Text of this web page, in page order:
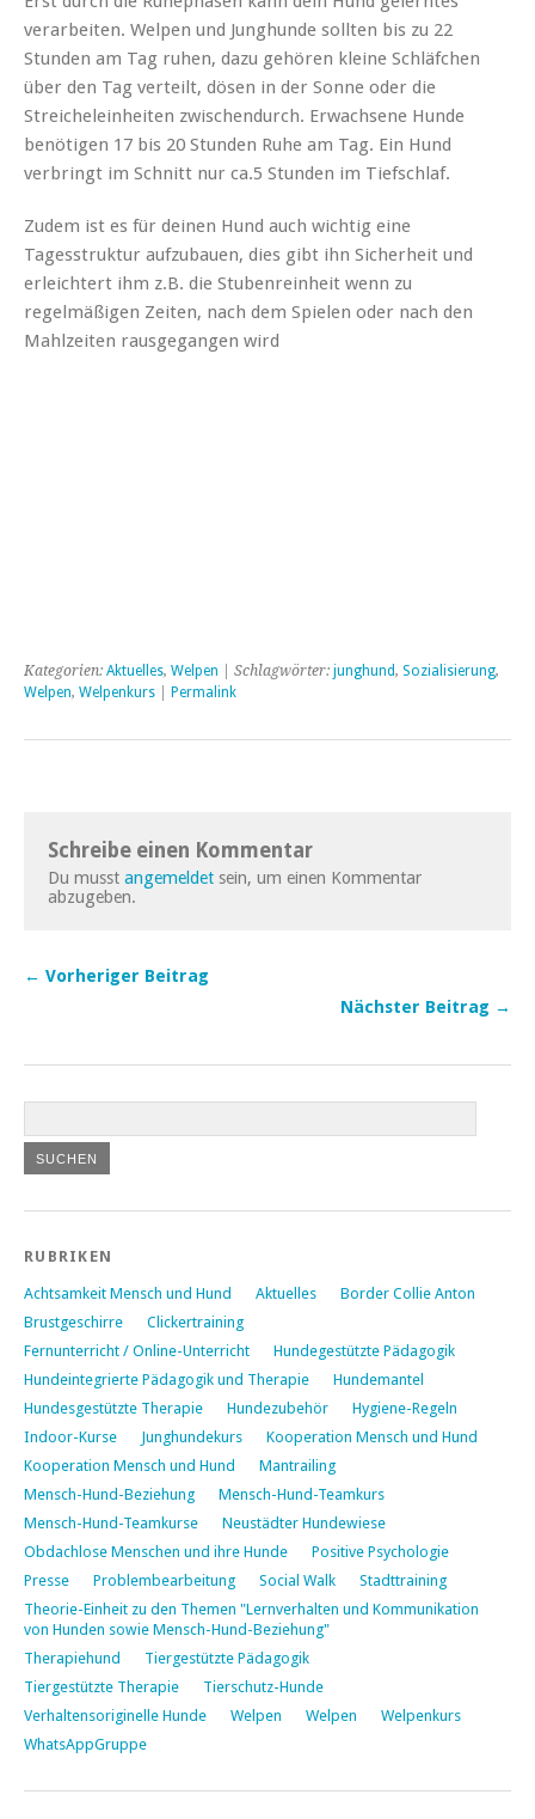
verarbeiten. Welpen und Junghunde sollten bis zu 22
Stunden am Tag ruhen, dazu gehören kleine Schläfchen
über den Tag verteilt, dösen in der Sonne oder die
Streicheleinheiten zwischendurch. Erwachsene Hunde
benötigen 17 bis 20 Stunden Ruhe am Tag. Ein Hund
verbringt im Schnitt nur ca.5 Stunden im Tiefschlaf.
Zudem ist es für deinen Hund auch wichtig eine
Tagesstruktur aufzubauen, dies gibt ihn Sicherheit und
erleichtert ihm z.B. die Stubenreinheit wenn zu
regelmäßigen Zeiten, nach dem Spielen oder nach den
Mahlzeiten rausgegangen wird
Kategorien: Aktuelles, Welpen | Schlagwörter: junghund, Sozialisierung,
Welpen, Welpenkurs Permalink
Schreibe einen Kommentar
Du musst angemeldet sein, um einen Kommentar
abzugeben.
← Vorheriger Beitrag
Nächster Beitrag →
RUBRIKEN
Achtsamkeit Mensch und Hund Aktuelles
Border Collie Anton
Brustgeschirre
Clickertraining
Fernunterricht / Online-Unterricht
Hundegestützte Pädagogik
Hundeintegrierte Pädagogik und Therapie
Hundemantel
Hundesgestützte Therapie
Hundezubehör
Hygiene-Regeln
Indoor-Kurse
Junghundekurs
Kooperation Mensch und Hund
Kooperation Mensch und Hund
Mantrailing
Mensch-Hund-Beziehung
Mensch-Hund-Teamkurs
Mensch-Hund-Teamkurse
Neustädter Hundewiese
Obdachlose Menschen und ihre Hunde
Positive Psychologie
Presse
Problembearbeitung Social Walk
Stadttraining
Theorie-Einheit zu den Themen "Lernverhalten und Kommunikation
von Hunden sowie Mensch-Hund-Beziehung"
Therapiehund
Tiergestützte Pädagogik
Tiergestützte Therapie
Tierschutz-Hunde
Verhaltensoriginelle Hunde
Welpen Welpen
Welpenkurs
WhatsAppGruppe